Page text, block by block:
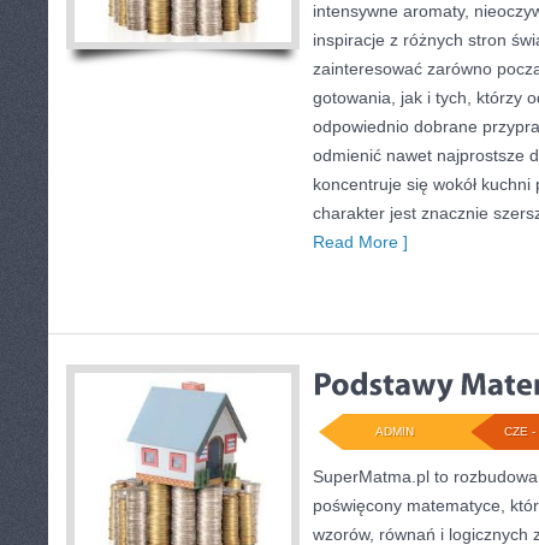
intensywne aromaty,
inspiracje z różnych stron
zainteresować zarówno
gotowania, jak i tych, którzy
odpowiednio dobrane
odmienić nawet najprostsze
koncentruje się wokół kuchni
charakter jest znacznie
Read More ]
CZE -
ADMIN
SuperMatma.pl to
poświęcony matematyce,
wzorów, równań i logicznych